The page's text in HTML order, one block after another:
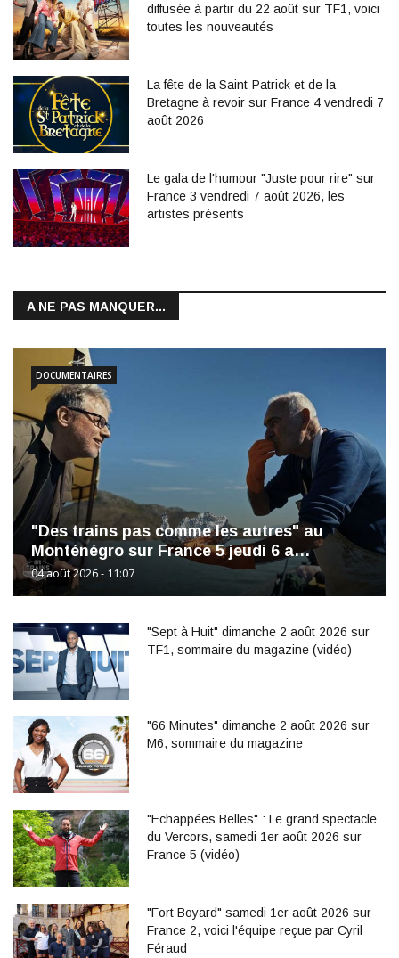
diffusée à partir du 22 août sur TF1, voici
toutes les nouveautés
La fête de la Saint-Patrick et de la
Bretagne à revoir sur France 4 vendredi 7
août 2026
Le gala de l'humour "Juste pour rire" sur
France 3 vendredi 7 août 2026, les
artistes présents
A NE PAS MANQUER...
"Des trains pas comme les autres" au
Monténégro sur France 5 jeudi 6 a…
04 août 2026 - 11:07
DOCUMENTAIRES
"Sept à Huit" dimanche 2 août 2026 sur
TF1, sommaire du magazine (vidéo)
"66 Minutes" dimanche 2 août 2026 sur
M6, sommaire du magazine
"Echappées Belles" : Le grand spectacle
du Vercors, samedi 1er août 2026 sur
France 5 (vidéo)
"Fort Boyard" samedi 1er août 2026 sur
France 2, voici l'équipe reçue par Cyril
Féraud